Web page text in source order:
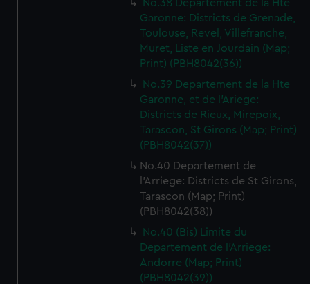
No.38 Departement de la Hte
Garonne: Districts de Grenade,
Toulouse, Revel, Villefranche,
Muret, Liste en Jourdain (Map;
Print) (PBH8042(36))
No.39 Departement de la Hte
Garonne, et de l'Ariege:
Districts de Rieux, Mirepoix,
Tarascon, St Girons (Map; Print)
(PBH8042(37))
No.40 Departement de
l'Arriege: Districts de St Girons,
Tarascon (Map; Print)
(PBH8042(38))
No.40 (Bis) Limite du
Departement de l'Arriege:
Andorre (Map; Print)
(PBH8042(39))